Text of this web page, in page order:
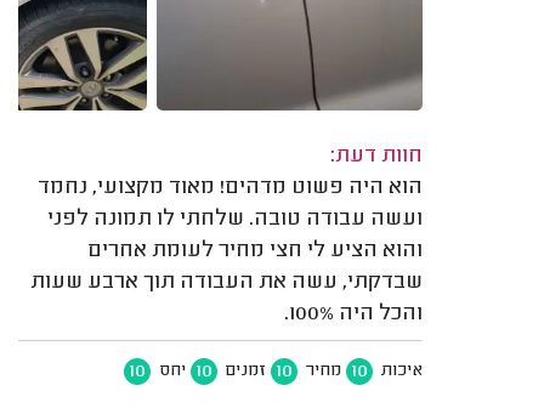
חוות דעת:
הוא היה פשוט מדהים! מאוד מקצועי, נחמד
ועשה עבודה טובה. שלחתי לו תמונה לפני
והוא הציע לי חצי מחיר לעומת אחרים
שבדקתי, עשה את העבודה תוך ארבע שעות
והכל היה 100%.
איכות 10 מחיר 10 זמנים 10 יחס 10